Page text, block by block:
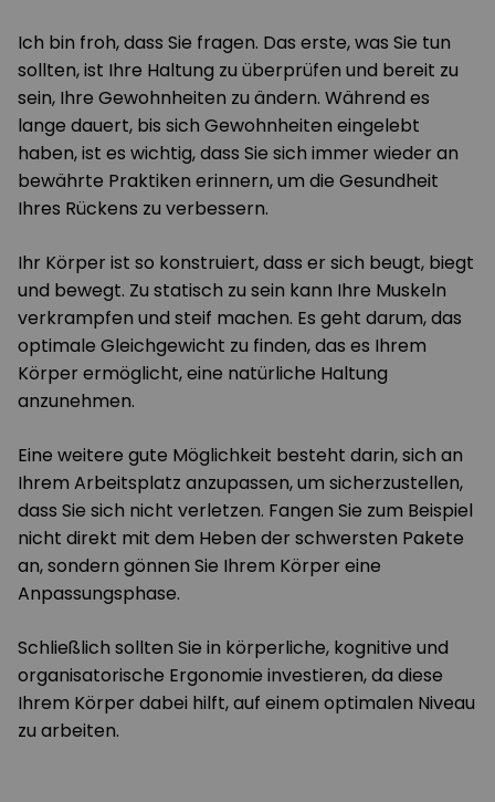
Ich bin froh, dass Sie fragen. Das erste, was Sie tun
sollten, ist Ihre Haltung zu überprüfen und bereit zu
sein, Ihre Gewohnheiten zu ändern. Während es
lange dauert, bis sich Gewohnheiten eingelebt
haben, ist es wichtig, dass Sie sich immer wieder an
bewährte Praktiken erinnern, um die Gesundheit
Ihres Rückens zu verbessern.
Ihr Körper ist so konstruiert, dass er sich beugt, biegt
und bewegt. Zu statisch zu sein kann Ihre Muskeln
verkrampfen und steif machen. Es geht darum, das
optimale Gleichgewicht zu finden, das es Ihrem
Körper ermöglicht, eine natürliche Haltung
anzunehmen.
Eine weitere gute Möglichkeit besteht darin, sich an
Ihrem Arbeitsplatz anzupassen, um sicherzustellen,
dass Sie sich nicht verletzen. Fangen Sie zum Beispiel
nicht direkt mit dem Heben der schwersten Pakete
an, sondern gönnen Sie Ihrem Körper eine
Anpassungsphase.
Schließlich sollten Sie in körperliche, kognitive und
organisatorische Ergonomie investieren, da diese
Ihrem Körper dabei hilft, auf einem optimalen Niveau
zu arbeiten.